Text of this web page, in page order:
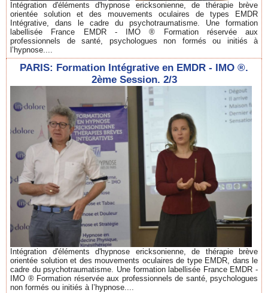
Intégration d'éléments d'hypnose ericksonienne, de thérapie brève
orientée solution et des mouvements oculaires de types EMDR
Intégrative, dans le cadre du psychotraumatisme. Une formation
labellisée France EMDR - IMO ® Formation réservée aux
professionnels de santé, psychologues non formés ou initiés à
l’hypnose....
PARIS: Formation Intégrative en EMDR - IMO ®.
2ème Session. 2/3
Intégration d'éléments d'hypnose ericksonienne, de thérapie brève
orientée solution et des mouvements oculaires de type EMDR, dans le
cadre du psychotraumatisme. Une formation labellisée France EMDR -
IMO ® Formation réservée aux professionnels de santé, psychologues
non formés ou initiés à l’hypnose....